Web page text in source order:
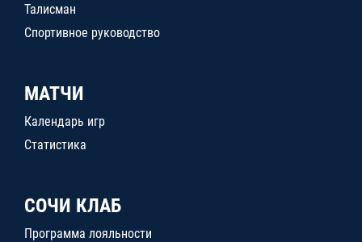
Талисман
Спортивное руководство
МАТЧИ
Календарь игр
Статистика
СОЧИ КЛАБ
Программа лояльности